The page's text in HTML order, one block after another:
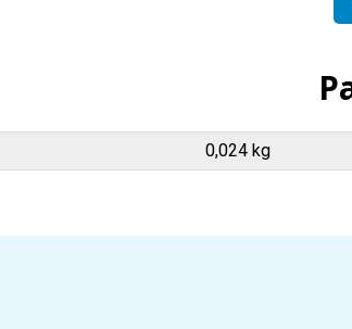
0,024 kg